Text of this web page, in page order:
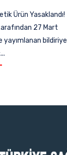
Ürün Yasaklandı!
27 Mart
bildiriye